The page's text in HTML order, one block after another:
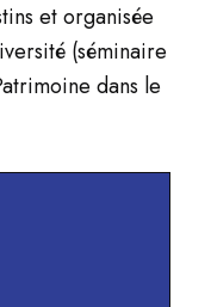
et organisée
(séminaire
dans le